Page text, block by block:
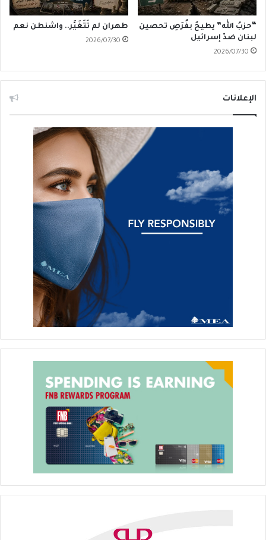
“حزبُ الله” يطيحُ بفُرَصِ تحصين
لبنان ضدّ إسرائيل
2026/07/30
طهران لم تَتَغَيَّر.. واشنطن نعم
2026/07/30
الإعلانات